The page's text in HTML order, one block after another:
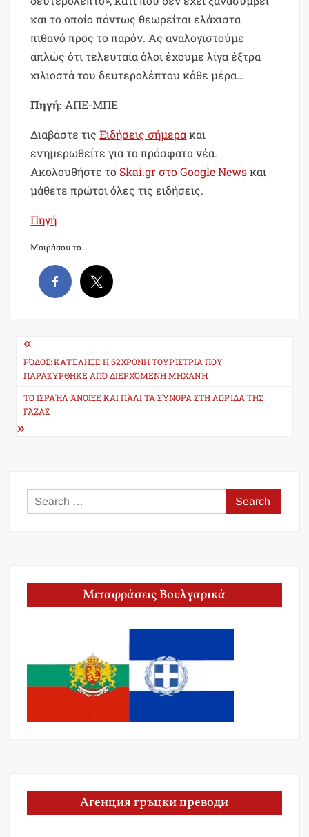
και το οποίο πάντως θεωρείται ελάχιστα
πιθανό προς το παρόν. Ας αναλογιστούμε
απλώς ότι τελευταία όλοι έχουμε λίγα έξτρα
χιλιοστά του δευτερολέπτου κάθε μέρα…
Πηγή: ΑΠΕ-ΜΠΕ
Διαβάστε τιςΕιδήσεις σήμερακαι
ενημερωθείτε για τα πρόσφατα νέα.
Ακολουθήστε το Skai.gr στο Google Newsκαι
μάθετε πρώτοι όλες τις ειδήσεις.
Πηγή
Μοιράσου το...
Post
navigation
ΡΌΔΟΣ: ΚΑΤΈΛΗΞΕ Η 62ΧΡΟΝΗ ΤΟΥΡΊΣΤΡΙΑ ΠΟΥ
ΠΑΡΑΣΎΡΘΗΚΕ ΑΠΌ ΔΙΕΡΧΌΜΕΝΗ ΜΗΧΑΝΉ
ΤΟ ΙΣΡΑΉΛ ΆΝΟΙΞΕ ΚΑΙ ΠΆΛΙ ΤΑ ΣΎΝΟΡΑ ΣΤΗ ΛΩΡΊΔΑ ΤΗΣ
ΓΆΖΑΣ
Search
for:
Μεταφράσεις Βουλγαρικά
Агенция гръцки преводи